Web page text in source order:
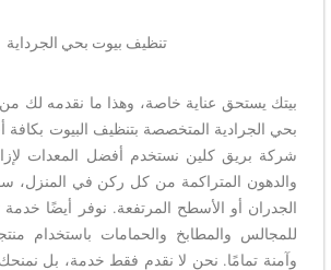
تنظيف بيوت بحي الجرداية
بيتك يستحق عناية خاصة، وهذا ما نقدمه لك
بحي الجرادية المتخصصة بتنظيف البيوت بكافة
شركة بريق كلين نستخدم أفضل المعدات لإزالة
والدهون المتراكمة من كل ركن في المنزل،
الجدران أو الأسطح المرتفعة. نوفر أيضًا
للمجالس والمطابخ والحمامات باستخدام
وآمنة تمامًا. نحن لا نقدم فقط خدمة، بل